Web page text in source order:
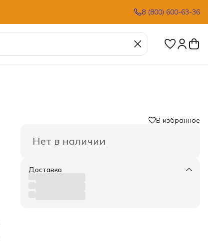
8 (800) 600-63-36
В избранное
Нет в наличии
Доставка